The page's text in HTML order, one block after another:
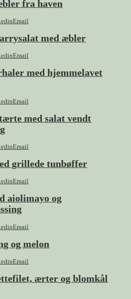
fra haven
Email
med æbler
Email
med hjemmelavet
Email
med salat vendt
Email
grillede tunbøffer
Email
aiolimayo og
Email
og melon
Email
ærter og blomkål